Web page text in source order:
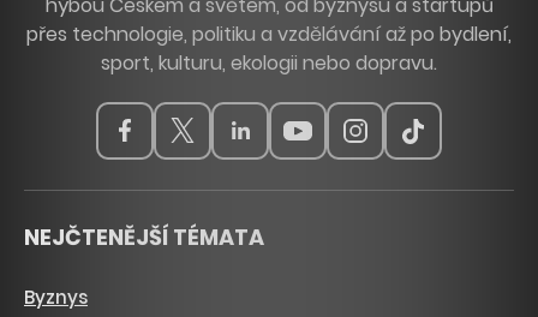
přes technologie, politiku a vzdělávání až po bydlení,
sport, kulturu, ekologii nebo dopravu.
NEJČTENĚJŠÍ TÉMATA
Byznys